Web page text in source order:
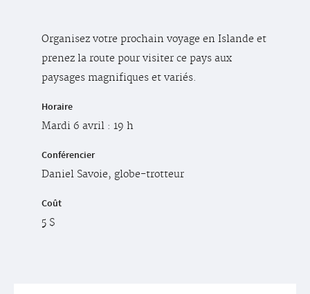
Organisez votre prochain voyage en Islande et
prenez la route pour visiter ce pays aux
paysages magnifiques et variés.
Horaire
Mardi 6 avril : 19 h
Conférencier
Daniel Savoie, globe-trotteur
Coût
5 $